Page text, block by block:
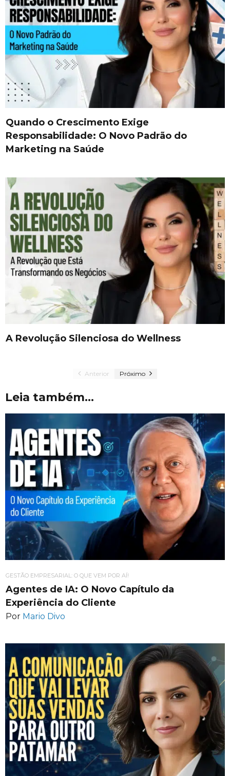
Quando o Crescimento Exige
Responsabilidade: O Novo Padrão do
Marketing na Saúde
A Revolução Silenciosa do Wellness
Anterior Próximo
Leia também...
GESTÃO EMPRESARIAL: O QUE VEM POR AÍ!
Agentes de IA: O Novo Capítulo da
Experiência do Cliente
Por Mario Divo